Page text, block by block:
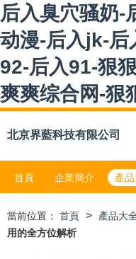
后入臭穴骚奶-
动漫-后入jk-后
92-后入91-狠
爽爽综合网-狠
北京界藍科技有限公司
首頁 企業簡介 產
當前位置： 首頁 > 產品大
用的全方位解析